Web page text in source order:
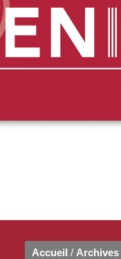
Accueil / Archives